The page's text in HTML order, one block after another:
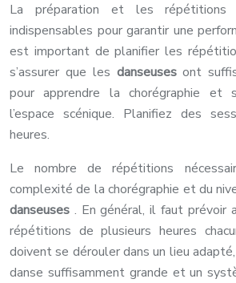
La préparation et les
indispensables pour garantir une
est important de planifier les
s’assurer que les danseusesont
pour apprendre la chorégraphie et
l’espace scénique. Planifiez des
heures.
Le nombre de répétitions
complexité de la chorégraphie et du
danseuses . En général, il faut prévoir
répétitions de plusieurs heures
doivent se dérouler dans un lieu
danse suffisamment grande et un